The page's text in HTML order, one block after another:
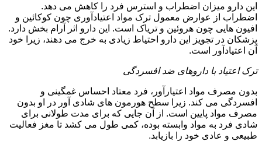
این دارو میزان اضطراب و استرس فرد را کاهش می دهد.
اضطراب از عوارض معمول ترک مواد اعتیادآوری چون کوکائین و
افیون هایی چون هروئین و تریاک است. این دارو اثر آرام بخش دارد.
پزشکان در تجویز این دارو احتیاط زیادی به خرج می دهند، زیرا خود
آن اعتیادآور است.
ترک اعتیاد با داروهای ضد افسردگی
بدون مصرف مواد اعتیارآور، فرد معتاد احساس غمگینی و
افسردگی می کند. زیرا سطح هورمون های شادی آور در او بدون
مصرف مواد پایین است. از آن جایی که برای مدت طولانی برای
شادی فرد به مواد وابسته بوده، کمی طول می کشد تا مغز فعالیت
طبیعی و عادی خود را بازیابد.